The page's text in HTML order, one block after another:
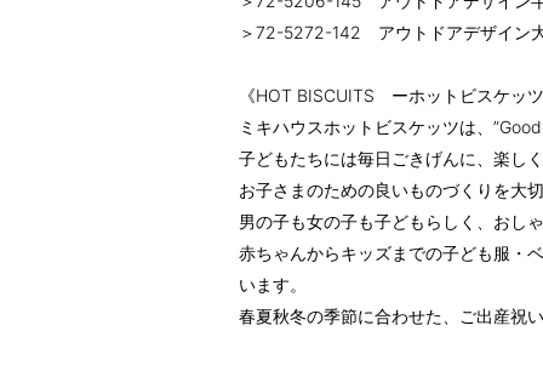
＞72-5272-142 アウトドアデザイン
《HOT BISCUITS ーホットビスケッ
ミキハウスホットビスケッツは、
子どもたちには毎日ごきげんに、楽し
お子さまのための良いものづくりを大
男の子も女の子も子どもらしく、おし
赤ちゃんからキッズまでの子ども服・
います。
春夏秋冬の季節に合わせた、ご出産祝